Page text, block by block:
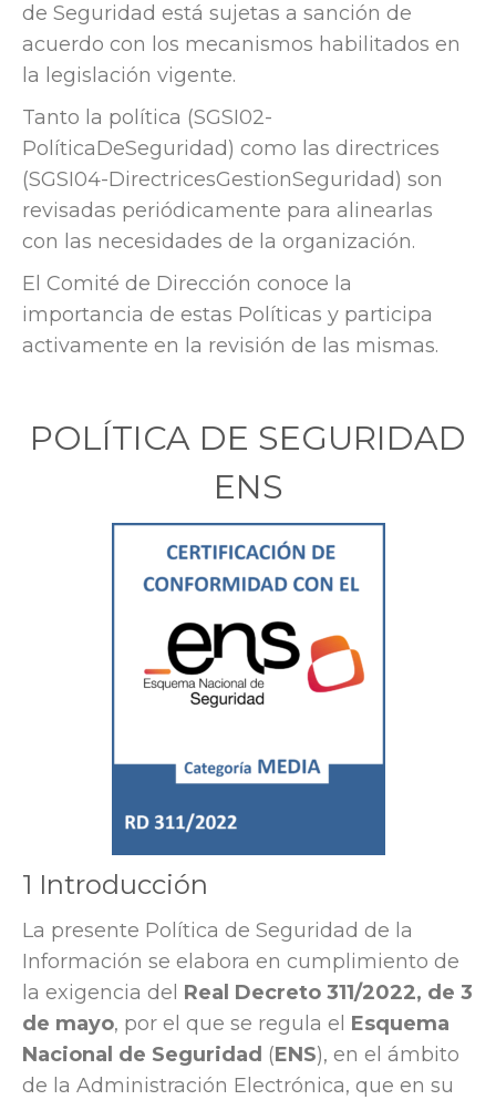
de Seguridad está sujetas a sanción de
acuerdo con los mecanismos habilitados en
la legislación vigente.
Tanto la política (SGSI02-
PolíticaDeSeguridad) como las directrices
(SGSI04-DirectricesGestionSeguridad) son
revisadas periódicamente para alinearlas
con las necesidades de la organización.
El Comité de Dirección conoce la
importancia de estas Políticas y participa
activamente en la revisión de las mismas.
POLÍTICA DE SEGURIDAD
ENS
1 Introducción
La presente Política de Seguridad de la
Información se elabora en cumplimiento de
la exigencia del Real Decreto 311/2022, de 3
de mayo, por el que se regula el Esquema
Nacional de Seguridad (ENS), en el ámbito
de la Administración Electrónica, que en su